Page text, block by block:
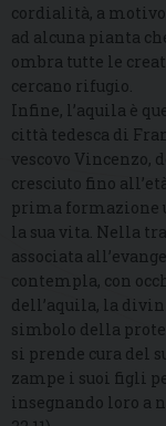
cordialità, a
ad alcuna pianta
ombra tutte le
cercano rifugio.
Infine, l’aquila è
città tedesca di
vescovo Vincenzo,
cresciuto fino
prima formazione
la sua vita. Nella
associata
contempla, con
dell’aquila, la
simbolo della
si prende cura del
zampe i suoi figli
insegnando loro a